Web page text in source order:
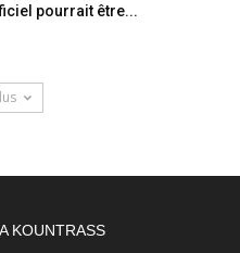
pourrait être...
KOUNTRASS